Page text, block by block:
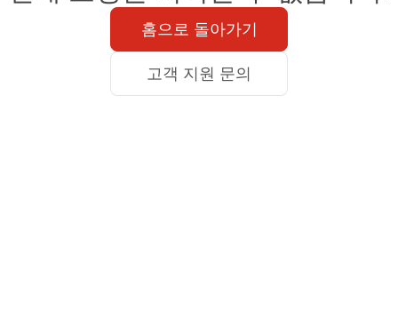
홈으로 돌아가기
고객 지원 문의